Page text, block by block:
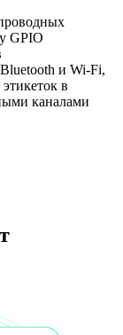
GPIO
и Wi-Fi,
в
каналами